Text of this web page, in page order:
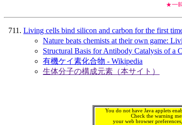
★一
Living cells bind silicon and carbon for the first
Nature beats chemists at their own game:
Structural Basis for Antibody Catalysis of a
有機ケイ素化合物 - Wikipedia
生体分子の構成元素（本サイト）
You do not have Java applets
Check the warning
your web browser